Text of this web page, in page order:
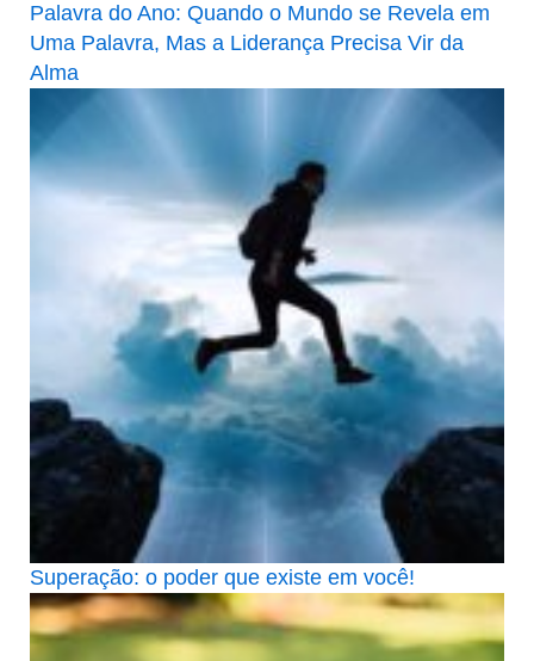
Palavra do Ano: Quando o Mundo se Revela em
Uma Palavra, Mas a Liderança Precisa Vir da
Alma
Superação: o poder que existe em você!